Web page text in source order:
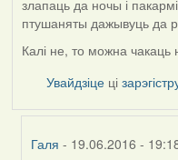
злапаць да ночы і
птушаняты дажывуць да
Калі не, то можна чакаць
Увайдзіце ці
Галя - 19.06.2016 -